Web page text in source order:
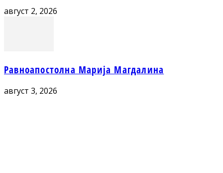
август 2, 2026
Равноапостолна Марија Магдалина
август 3, 2026